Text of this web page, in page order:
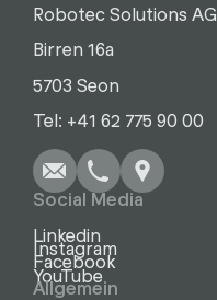
Robotec Solutions AG
Birren 16a
5703 Seon
Tel: +41 62 775 90 00
Kopieren
Anrufen Kopieren
Social Media
Linkedin
Instagram
Facebook
YouTube
Allgemein